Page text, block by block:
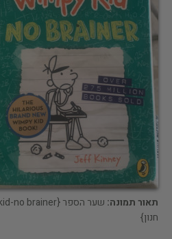
תאור תמונה:
חנון}